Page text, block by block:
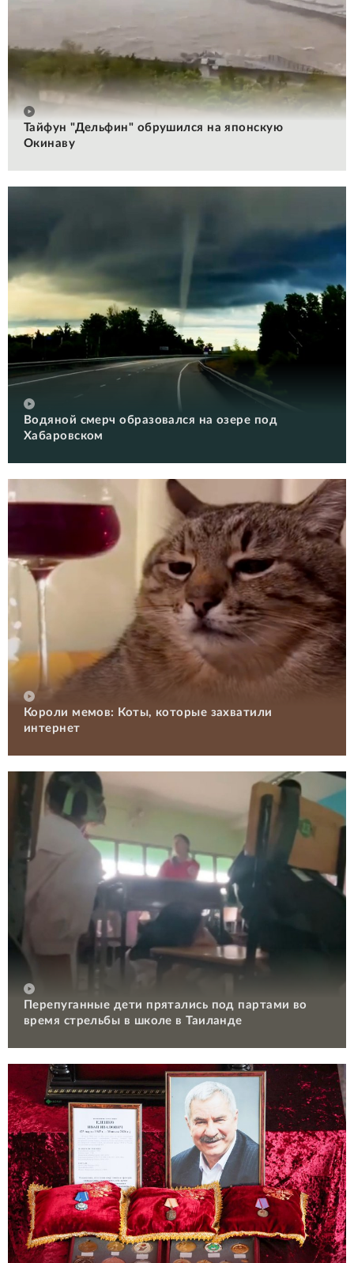
Тайфун "Дельфин" обрушился на японскую
Окинаву
Водяной смерч образовался на озере под
Хабаровском
Короли мемов: Коты, которые захватили
интернет
Перепуганные дети прятались под партами во
время стрельбы в школе в Таиланде